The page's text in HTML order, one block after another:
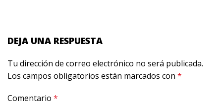
DEJA UNA RESPUESTA
Tu dirección de correo electrónico no será publicada.
Los campos obligatorios están marcados con *
Comentario *